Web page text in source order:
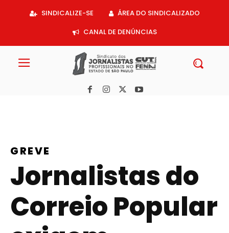
SINDICALIZE-SE
ÁREA DO SINDICALIZADO
CANAL DE DENÚNCIAS
GREVE
Jornalistas do
Correio Popular